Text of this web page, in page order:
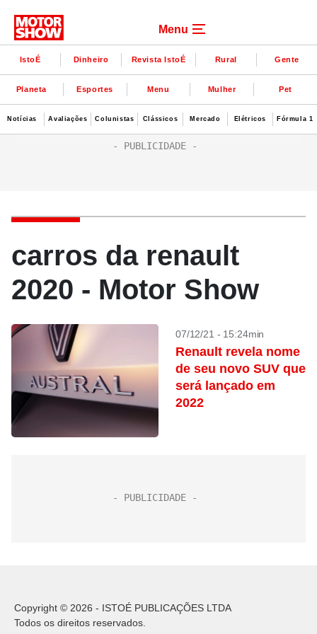
Menu
IstoÉ Dinheiro Revista IstoÉ Rural Gente
Planeta Esportes Menu Mulher Pet
Notícias Avaliações Colunistas Clássicos Mercado Elétricos Fórmula 1
carros da renault
2020 - Motor Show
07/12/21 - 15:24min
Renault revela nome
de seu novo SUV que
será lançado em
2022
Copyright © 2026 - ISTOÉ PUBLICAÇÕES LTDA
Todos os direitos reservados.